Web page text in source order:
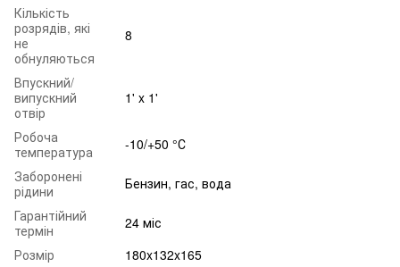
Кількість
розрядів, які
не
обнуляються
8
Впускний/
випускний
отвір
1' x 1'
Робоча
температура
-10/+50 °С
Заборонені
рідини
Бензин, гас, вода
Гарантійний
термін
24 міс
Розмір
180x132x165